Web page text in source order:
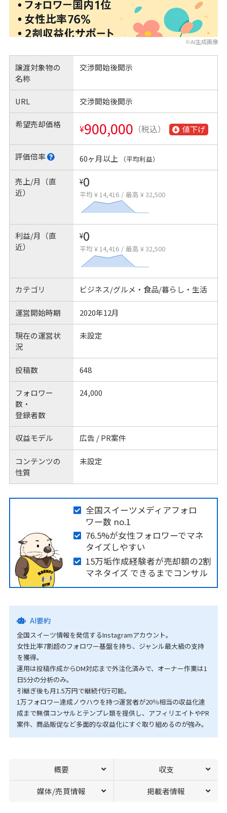
※AI生成画像
譲渡対象物の
名称
交渉開始後開示
URL 交渉開始後開示
希望売却価格 ¥900,000 （税込） 値下げ
評価倍率 60ヶ月以上 （平均利益）
売上/月（直
近）
¥0
平均 ¥ 14,416 / 最高 ¥ 32,500
利益/月（直
近）
¥0
平均 ¥ 14,416 / 最高 ¥ 32,500
カテゴリ ビジネス/グルメ・食品/暮らし・生活
運営開始時期 2020年12月
現在の運営状
況
未設定
投稿数 648
フォロワー
数・
登録者数
24,000
収益モデル 広告 / PR案件
コンテンツの
性質
未設定
全国スイーツメディアフォロ
ワー数 no.1
76.5%が女性フォロワーでマネ
タイズしやすい
15万垢作成経験者が売却額の2割
マネタイズ できるまでコンサル
AI要約
全国スイーツ情報を発信するInstagramアカウント。
女性比率7割超のフォロワー基盤を持ち、ジャンル最大級の支持
を獲得。
運用は投稿作成からDM対応まで外注化済みで、オーナー作業は1
日5分の分析のみ。
引継ぎ後も月1.5万円で継続代行可能。
1万フォロワー達成ノウハウを持つ運営者が20％相当の収益化達
成まで無償コンサルとテンプレ類を提供し、アフィリエイトやPR
案件、商品販促など多面的な収益化にすぐ取り組めるのが強み。
概要 収支
媒体/売買情報 掲載者情報